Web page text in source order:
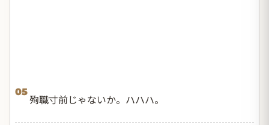
05
殉職寸前じゃないか。ハハハ。